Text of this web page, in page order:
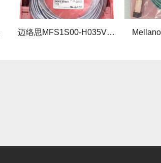
迈络思MFS1S00-H035V 35米IB线